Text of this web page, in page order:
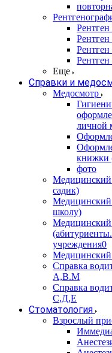
Рентген
Рентген
Еще
Справки и
Медосмотр
личной
книжки
фото
Медицинский
садик)
Медицинский
школу)
учреждения0
Медицинский
Справка
А,В.М
Справка
С,Д,Е
Стоматология
Взрослый